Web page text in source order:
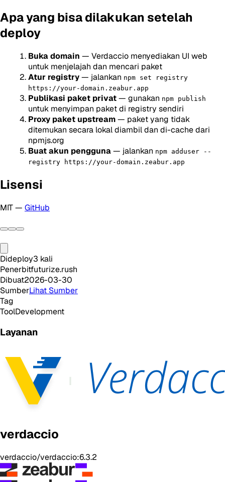
Apa yang bisa dilakukan setelah
deploy
Buka domain — Verdaccio menyediakan UI web
untuk menjelajah dan mencari paket
Atur registry— jalankan npm set registry
https://your-domain.zeabur.app
Publikasi paket privat— gunakan npm publish
untuk menyimpan paket di registry sendiri
Proxy paket upstream— paket yang tidak
ditemukan secara lokal diambil dan di-cache dari
npmjs.org
Buat akun pengguna— jalankan npm adduser --
registry https://your-domain.zeabur.app
Lisensi
MIT — GitHub
Dideploy3 kali
Penerbitfuturize.rush
Dibuat2026-03-30
SumberLihat Sumber
Tag
ToolDevelopment
Layanan
verdaccio
verdaccio/verdaccio:6.3.2